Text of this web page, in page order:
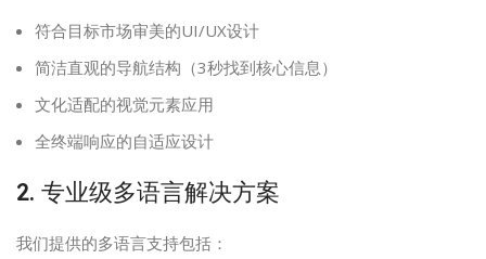
符合目标市场审美的UI/UX设计
简洁直观的导航结构（3秒找到核心信息）
文化适配的视觉元素应用
全终端响应的自适应设计
2. 专业级多语言解决方案
我们提供的多语言支持包括：